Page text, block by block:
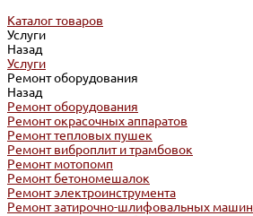
Каталог товаров
Услуги
Назад
Услуги
Ремонт оборудования
Назад
Ремонт оборудования
Ремонт окрасочных аппаратов
Ремонт тепловых пушек
Ремонт виброплит и трамбовок
Ремонт мотопомп
Ремонт бетономешалок
Ремонт электроинструмента
Ремонт затирочно-шлифовальных машин